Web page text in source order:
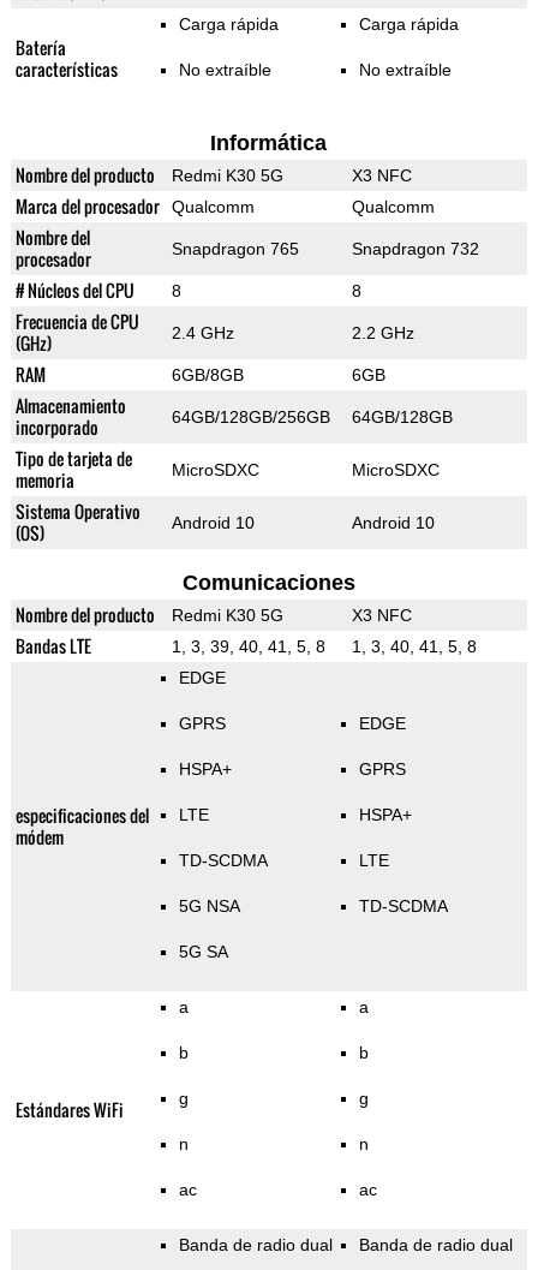
Batería
características
Carga rápida
No extraíble
Carga rápida
No extraíble
Informática
Nombre del producto Redmi K30 5G X3 NFC
Marca del procesador Qualcomm Qualcomm
Nombre del
procesador
Snapdragon 765 Snapdragon 732
# Núcleos del CPU 8 8
Frecuencia de CPU
(GHz)
2.4 GHz 2.2 GHz
RAM 6GB/8GB 6GB
Almacenamiento
incorporado
64GB/128GB/256GB 64GB/128GB
Tipo de tarjeta de
memoria
MicroSDXC MicroSDXC
Sistema Operativo
(OS)
Android 10 Android 10
Comunicaciones
Nombre del producto Redmi K30 5G X3 NFC
Bandas LTE 1, 3, 39, 40, 41, 5, 8 1, 3, 40, 41, 5, 8
especificaciones del
módem
EDGE
GPRS
HSPA+
LTE
TD-SCDMA
5G NSA
5G SA
EDGE
GPRS
HSPA+
LTE
TD-SCDMA
Estándares WiFi
a
b
g
n
ac
a
b
g
n
ac
Banda de radio dual Banda de radio dual